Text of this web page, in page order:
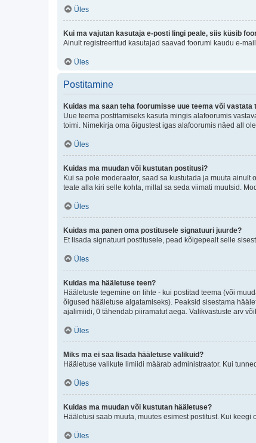
Üles
Kui ma vajutan kasutaja e-posti lingi peale, siis küsib
Ainult registreeritud kasutajad saavad foorumi kaudu e-
Üles
Postitamine
Kuidas ma saan teha foorumisse uue teema või vastata
Uue teema postitamiseks kasuta mingis alafoorumis
toimi. Nimekirja oma õigustest igas alafoorumis näed all
Üles
Kuidas ma muudan või kustutan postitusi?
Kui sa pole moderaator, saad sa kustutada ja muuta
teate alla kiri selle kohta, millal sa seda viimati muutsid.
Üles
Kuidas ma panen oma postitusele signatuuri juurde?
Et lisada signatuuri postitusele, pead kõigepealt selle
Üles
Kuidas ma hääletuse teen?
Hääletuste tegemine on lihte - kui postitad teema (või
õigused hääletuse algatamiseks). Peaksid sisestama
ajalimiidi, 0 tähendab piiramatut aega. Valikvastuste arv
Üles
Miks ma ei saa lisada hääletuse valikuid?
Hääletuse valikute limiidi määrab administraator. Kui
Üles
Kuidas ma muudan või kustutan hääletuse?
Hääletusi saab muuta, muutes esimest postitust. Kui
Üles